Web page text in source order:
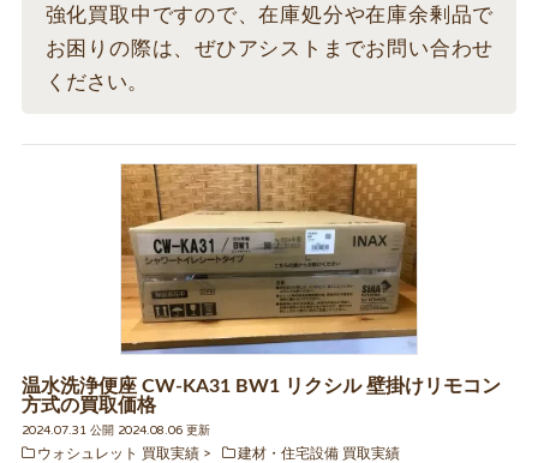
強化買取中ですので、在庫処分や在庫余剰品で
お困りの際は、ぜひアシストまでお問い合わせ
ください。
温水洗浄便座 CW-KA31 BW1 リクシル 壁掛けリモコン
方式の買取価格
2024.07.31 公開 2024.08.06 更新
ウォシュレット 買取実績
建材・住宅設備 買取実績